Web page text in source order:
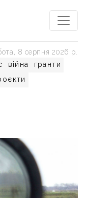
війна
гранти
8 серпня 2026 р.